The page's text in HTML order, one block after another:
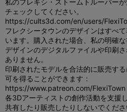
チェックしてください。
https://cults3d.com/en/users/
フレクシータウンのデザインはすべ
います。購入された場合、私の明確
デザインのデジタルファイルや印刷
ありません。
印刷されたモデルを合法的に販売す
可を得ることができます：
https://www.patreon.com/FlexiTown
各3Dアーティストの創作活動を支援
共有したり販売したりしないでくださ